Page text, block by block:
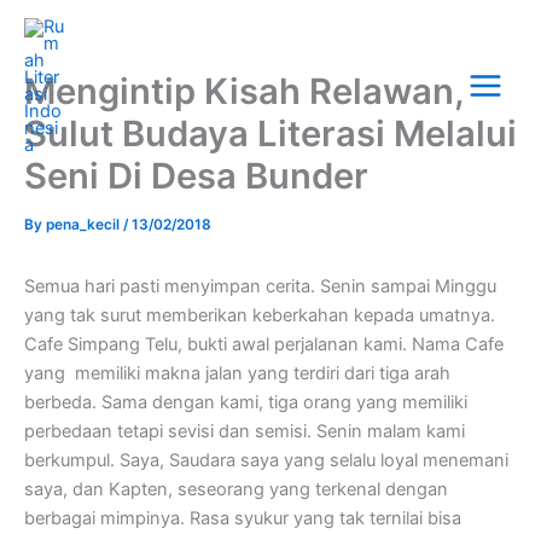
Skip
content
Menu
Mengintip Kisah Relawan,
Sulut Budaya Literasi Melalui
Seni Di Desa Bunder
By pena_kecil /13/02/2018
Semua hari pasti menyimpan cerita. Senin sampai Minggu
yang tak surut memberikan keberkahan kepada umatnya.
Cafe Simpang Telu, bukti awal perjalanan kami. Nama Cafe
yang memiliki makna jalan yang terdiri dari tiga arah
berbeda. Sama dengan kami, tiga orang yang memiliki
perbedaan tetapi sevisi dan semisi. Senin malam kami
berkumpul. Saya, Saudara saya yang selalu loyal menemani
saya, dan Kapten, seseorang yang terkenal dengan
berbagai mimpinya. Rasa syukur yang tak ternilai bisa